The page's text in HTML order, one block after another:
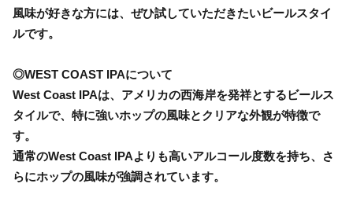
風味が好きな方には、ぜひ試していただきたいビールスタイ
ルです。
◎WEST COAST IPAについて
West Coast IPAは、アメリカの西海岸を発祥とするビールス
タイルで、特に強いホップの風味とクリアな外観が特徴で
す。
通常のWest Coast IPAよりも高いアルコール度数を持ち、さ
らにホップの風味が強調されています。